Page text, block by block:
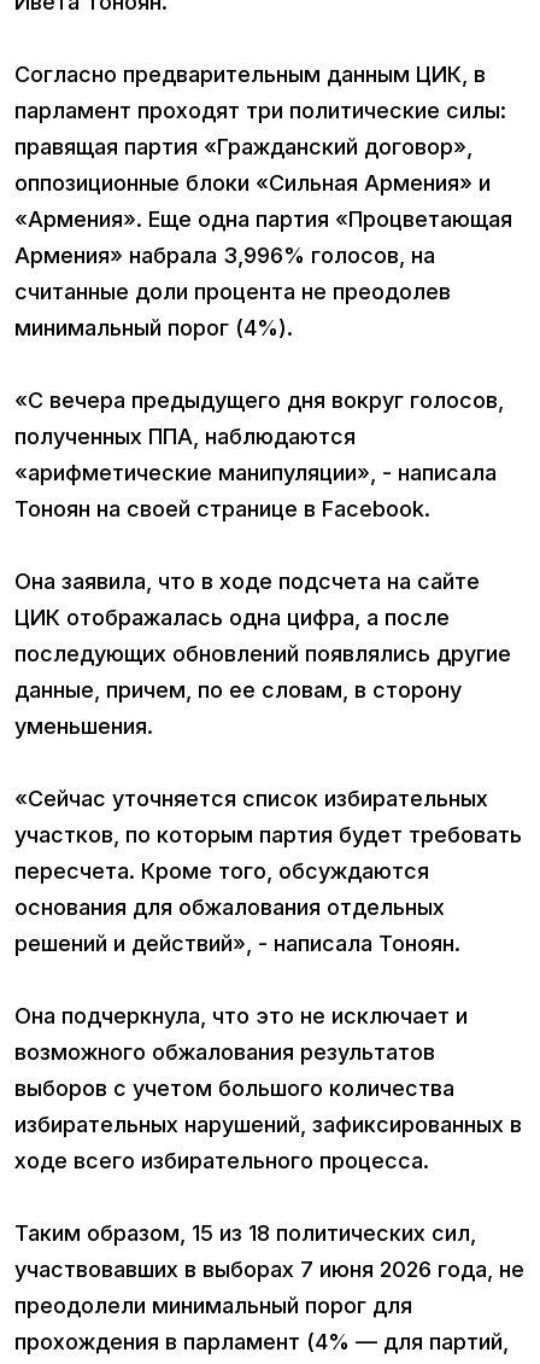
Согласно предварительным данным ЦИК, в
парламент проходят три политические силы:
правящая партия «Гражданский договор»,
оппозиционные блоки «Сильная Армения» и
«Армения». Еще одна партия «Процветающая
Армения» набрала 3,996% голосов, на
считанные доли процента не преодолев
минимальный порог (4%).
«С вечера предыдущего дня вокруг голосов,
полученных ППА, наблюдаются
«арифметические манипуляции», - написала
Тоноян на своей странице в Facebook.
Она заявила, что в ходе подсчета на сайте
ЦИК отображалась одна цифра, а после
последующих обновлений появлялись другие
данные, причем, по ее словам, в сторону
уменьшения.
«Сейчас уточняется список избирательных
участков, по которым партия будет требовать
пересчета. Кроме того, обсуждаются
основания для обжалования отдельных
решений и действий», - написала Тоноян.
Она подчеркнула, что это не исключает и
возможного обжалования результатов
выборов с учетом большого количества
избирательных нарушений, зафиксированных в
ходе всего избирательного процесса.
Таким образом, 15 из 18 политических сил,
участвовавших в выборах 7 июня 2026 года, не
преодолели минимальный порог для
прохождения в парламент (4% — для партий,